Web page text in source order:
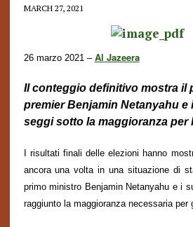
MARCH 27, 2021
26 marzo 2021 – Al Jazeera
Il conteggio definitivomostra il
premier Benjamin Netanyahu e
seggi sotto la maggioranza per
I risultati finali delle elezioni hanno
ancora una voltain una situazione di
primo ministro Benjamin Netanyahu e i
raggiunto la maggioranza necessaria per